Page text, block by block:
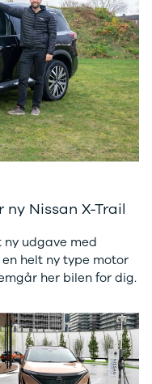
Nissan X-Trail
ny udgave med
helt ny type motor
her bilen for dig.